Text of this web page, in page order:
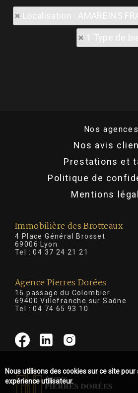
Localisation : AMAREINS
1 Type de
Nos agences
Nos avis
Prestations et
Politique de
Mentions
Immobilière des Brotteaux
4 Place Général Brosset
69006 Lyon
Tel :04 37 24 21 21
Agence Pierres Dorées
16 passage du Colombier
69400 Villefranche sur Saône
Tel :04 74 65 93 10
Nous utilisons des cookies sur ce site
expérience utilisateur.